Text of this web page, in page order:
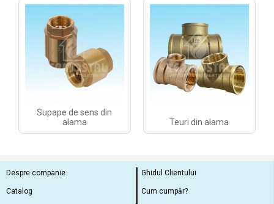
Supape de sens din
alama
Teuri din alama
Despre companie
Catalog
Ghidul Clientului
Cum cumpăr?